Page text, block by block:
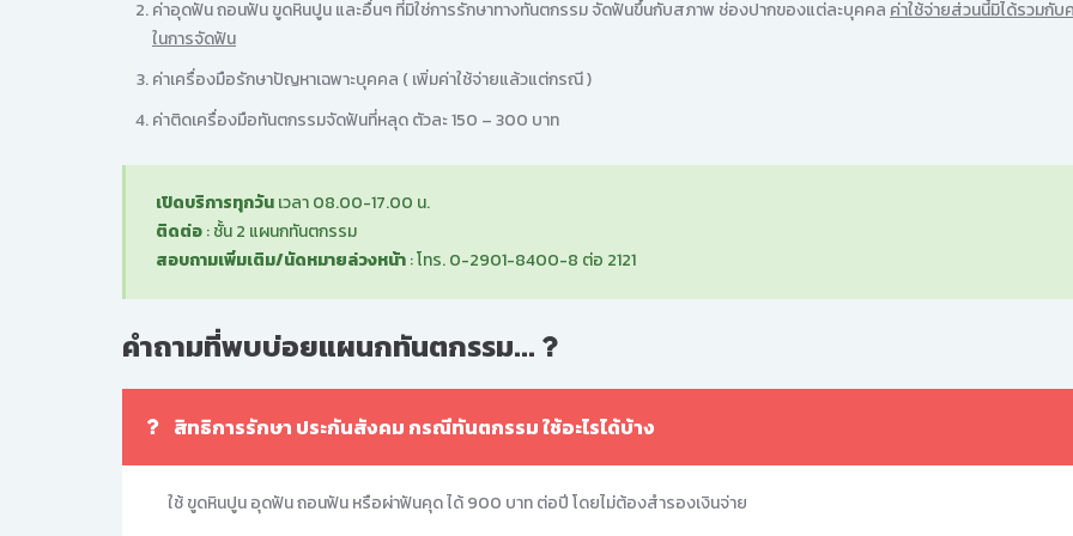
ค่าอุดฟัน ถอนฟัน ขูดหินปูน และอื่นๆ ที่มิใช่การรักษาทางทันตกรรม จัดฟันขึ้นกับสภาพ ช่องปากของแต่ละบุคคล ค่าใช้จ่ายส่วนนี้มิได้รวมกับ
ในการจัดฟัน
ค่าเครื่องมือรักษาปัญหาเฉพาะบุคคล ( เพิ่มค่าใช้จ่ายแล้วแต่กรณี )
ค่าติดเครื่องมือทันตกรรมจัดฟันที่หลุด ตัวละ 150 – 300 บาท
เปิดบริการทุกวันเวลา 08.00-17.00 น.
ติดต่อ: ชั้น 2 แผนกทันตกรรม
สอบถามเพิ่มเติม/นัดหมายล่วงหน้า: โทร. 0-2901-8400-8 ต่อ 2121
คำถามที่พบบ่อยแผนกทันตกรรม...
สิทธิการรักษา ประกันสังคม กรณีทันตกรรม ใช้อะไรได้บ้าง
ใช้ ขูดหินปูน อุดฟัน ถอนฟัน หรือผ่าฟันคุด ได้ 900 บาท ต่อปี โดยไม่ต้องสำรองเงินจ่าย